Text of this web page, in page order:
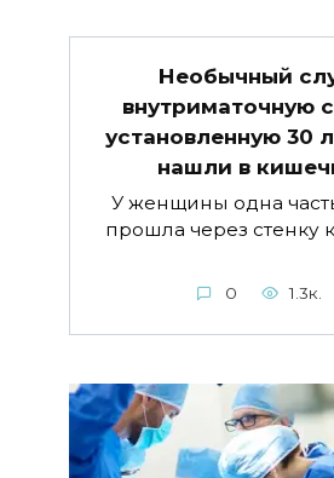
Необычный
внутриматочную
установленную 30
нашли в
У женщины одна
прошла через стенку
0 1.3к.